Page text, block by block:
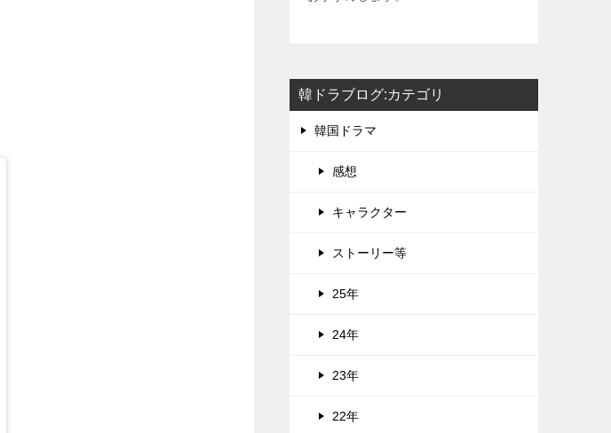
韓ドラブログ:カテゴリ
韓国ドラマ
感想
キャラクター
ストーリー等
25年
24年
23年
22年